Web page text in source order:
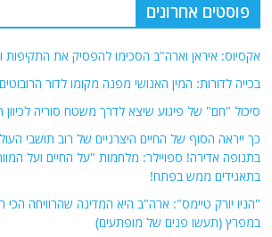
פוסטים אחרונים
אקסיוס: איראן וארה"ב הסכימו להפסיק את התקיפות
בכייה לדורות: המין האנושי מפנה מקומו לדור הרובוטים
סיכול "חם" של פיגוע שיצא לדרך משטח סוריה לכיוון
כך ייראה הסוף של החיים היצרניים של רוב תושבי
בתנופה אדירה! ספויילר: מלחמות "על החיים ועל
בתאגידים ממש בפתח!
"הניו יורק טיימס": ארה"ב היא המדינה שהרוויחה
במפרץ (תעשו פנים של מופתעים)